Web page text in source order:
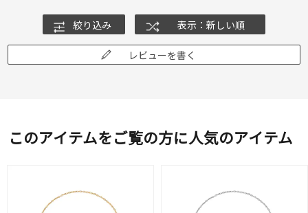
絞り込み 表示：新しい順
レビューを書く
このアイテムをご覧の方に人気のアイテム